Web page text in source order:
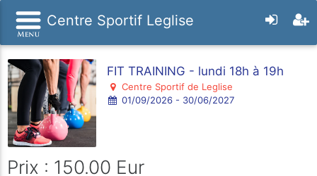
Centre Sportif Leglise
FIT TRAINING - lundi 18h à 19h
Centre Sportif de Leglise
01/09/2026 - 30/06/2027
Prix : 150.00 Eur